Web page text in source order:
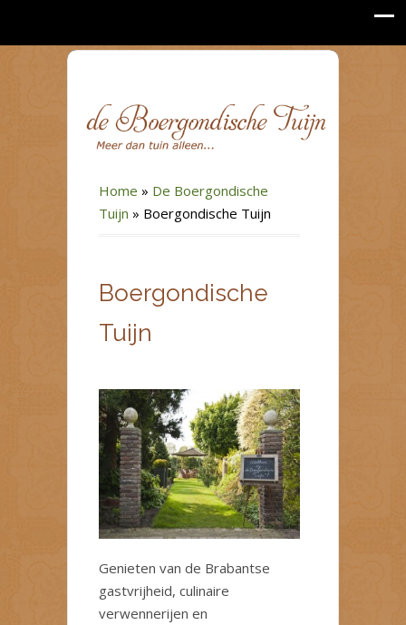
Home » De Boergondische
Tuijn » Boergondische Tuijn
Boergondische
Tuijn
Genieten van de Brabantse
gastvrijheid, culinaire
verwennerijen en